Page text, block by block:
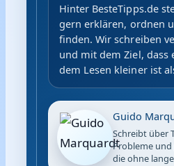
Hinter BesteTipps.de
gern erklären, ordnen
finden. Wir schreiben
und mit dem Ziel, dass
dem Lesen kleiner ist
Guido
Schreibt über
Probleme
die ohne